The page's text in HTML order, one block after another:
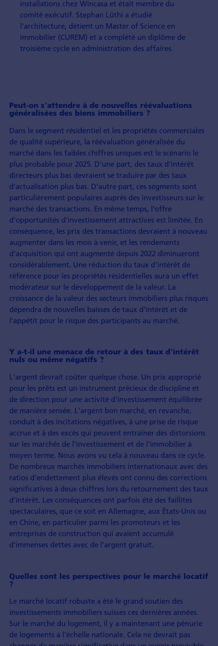
installations chez Wincasa et était membre du
comité exécutif. Stephan Lüthi a étudié
l'architecture, détient un Master of Science en
immobilier (CUREM) et a complété un diplôme de
troisième cycle en administration des affaires.
Peut-on s'attendre à de nouvelles réévaluations
généralisées des biens immobiliers ?
Dans le segment résidentiel et les propriétés commerciales
de qualité supérieure, la réévaluation généralisée du
marché dans les faibles chiffres uniques est le scénario le
plus probable pour 2025. D'une part, des taux d'intérêt
directeurs plus bas devraient se traduire par des taux
d'actualisation plus bas. D'autre part, ces segments sont
particulièrement populaires auprès des investisseurs sur le
marché des transactions. En même temps, l'offre
d'opportunités d'investissement attractives est limitée. En
conséquence, les prix des transactions devraient à nouveau
augmenter dans les mois à venir, et les rendements
d'acquisition qui ont augmenté depuis 2022 diminueront
considérablement. Une réduction du taux d'intérêt de
référence pour les propriétés résidentielles aura un effet
modérateur sur le développement de la valeur. La
croissance de la valeur des secteurs immobiliers plus risqués
dépendra de nouvelles baisses de taux d'intérêt et de
l'appétit pour le risque des participants au marché.
Y a-t-il une menace de retour à des taux d'intérêt
nuls ou même négatifs ?
L'argent devrait coûter quelque chose. Un prix approprié
pour les prêts est un instrument précieux de discipline et
de direction pour une activité d'investissement équilibrée
de manière sensée. L'argent bon marché, en revanche,
conduit à des incitations négatives, à une prise de risque
accrue et à des excès qui peuvent entraîner des distorsions
sur les marchés de l'investissement et de l'immobilier à
moyen terme. Nous avons vu cela à nouveau dans ce cycle.
De nombreux marchés immobiliers internationaux avec des
ratios d'endettement plus élevés ont connu des corrections
significatives à deux chiffres lors du retournement des taux
d'intérêt. Les conséquences ont parfois été des faillites
spectaculaires, que ce soit en Allemagne, aux États-Unis ou
en Chine, en particulier parmi les promoteurs et les
entreprises de construction qui avaient accumulé
d'immenses dettes avec de l'argent gratuit.
Quelles sont les perspectives pour le marché locatif
?
Le marché locatif robuste a été le grand soutien des
investissements immobiliers suisses ces dernières années.
Sur le marché du logement, il y a maintenant une pénurie
de logements à l'échelle nationale. Cela ne devrait pas